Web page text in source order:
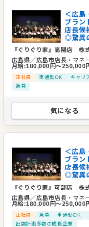
＜広島
ブラン
店長候
◎驚異
『ぐりぐり家』高陽店 ｜株
広島県／広島市店長・マネ
月給:180,000 円〜250,000
正社員 車通勤OK キャリ
急募
気になる
＜広島
ブラン
店長候
◎驚異
『ぐりぐり家』可部店 ｜株
広島県／広島市店長・マネ
月給:180,000 円〜250,000
正社員 急募 車通勤OK
出店計画多数の成長企業